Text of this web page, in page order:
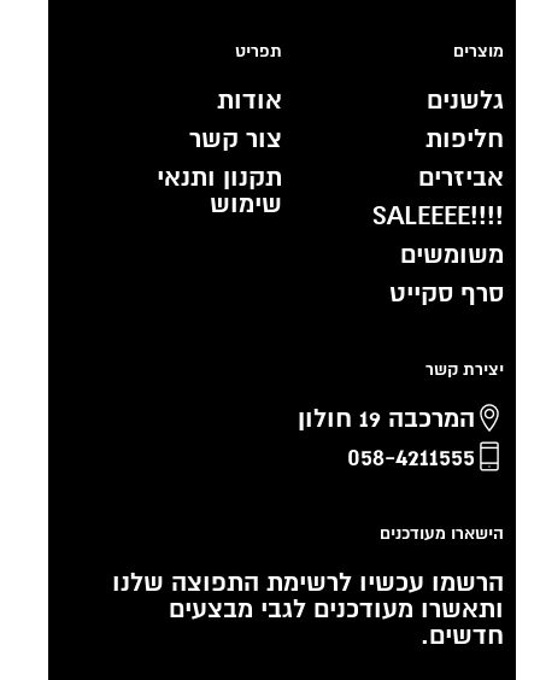
מוצרים
גלשנים
חליפות
אביזרים
!!!!SALEEEE
משומשים
סרף סקייט
תפריט
אודות
צור קשר
תקנון ותנאי
שימוש
יצירת קשר
המרכבה 19 חולון
058-4211555
הישארו מעודכנים
הרשמו עכשיו לרשימת התפוצה שלנו
ותאשרו מעודכנים לגבי מבצעים
חדשים.